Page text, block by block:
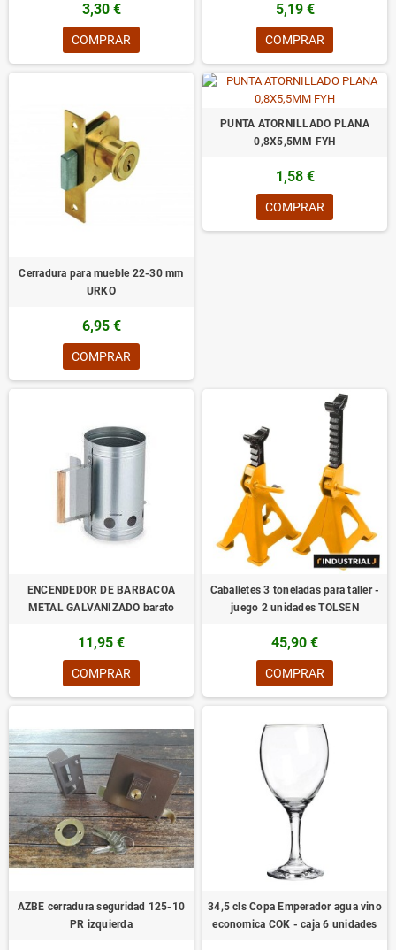
3,30 €
COMPRAR
5,19 €
COMPRAR
Cerradura para mueble 22-30 mm
URKO
6,95 €
COMPRAR
PUNTA ATORNILLADO PLANA
0,8X5,5MM FYH
1,58 €
COMPRAR
ENCENDEDOR DE BARBACOA
METAL GALVANIZADO barato
11,95 €
COMPRAR
Caballetes 3 toneladas para taller -
juego 2 unidades TOLSEN
45,90 €
COMPRAR
AZBE cerradura seguridad 125-10
PR izquierda
34,5 cls Copa Emperador agua vino
economica COK - caja 6 unidades